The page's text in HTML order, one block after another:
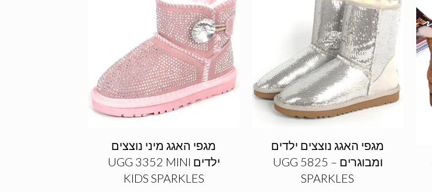
מגפי האגג נוצצים ילדים
ומבוגרים – UGG 5825
SPARKLES
מגפי האגג מיני נוצצים
ילדים UGG 3352 MINI
KIDS SPARKLES